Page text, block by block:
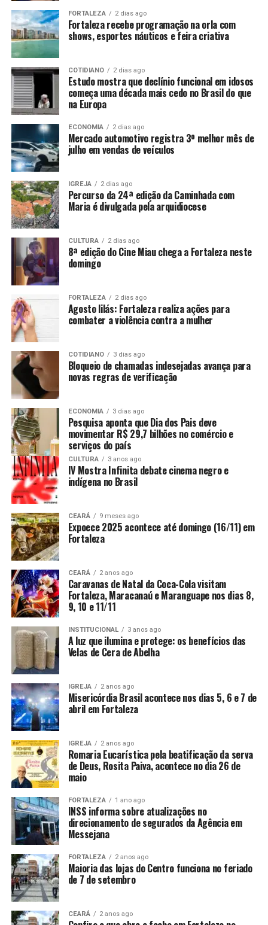
FORTALEZA 2 dias ago
Fortaleza recebe programação na orla com
shows, esportes náuticos e feira criativa
COTIDIANO 2 dias ago
Estudo mostra que declínio funcional em idosos
começa uma década mais cedo no Brasil do que
na Europa
ECONOMIA 2 dias ago
Mercado automotivo registra 3º melhor mês de
julho em vendas de veículos
IGREJA 2 dias ago
Percurso da 24ª edição da Caminhada com
Maria é divulgada pela arquidiocese
CULTURA 2 dias ago
8ª edição do Cine Miau chega a Fortaleza neste
domingo
FORTALEZA 2 dias ago
Agosto lilás: Fortaleza realiza ações para
combater a violência contra a mulher
COTIDIANO 3 dias ago
Bloqueio de chamadas indesejadas avança para
novas regras de verificação
ECONOMIA 3 dias ago
Pesquisa aponta que Dia dos Pais deve
movimentar R$ 29,7 bilhões no comércio e
serviços do país
CULTURA 3 anos ago
IV Mostra Infinita debate cinema negro e
indígena no Brasil
CEARÁ 9 meses ago
Expoece 2025 acontece até domingo (16/11) em
Fortaleza
CEARÁ 2 anos ago
Caravanas de Natal da Coca-Cola visitam
Fortaleza, Maracanaú e Maranguape nos dias 8,
9, 10 e 11/11
INSTITUCIONAL 3 anos ago
A luz que ilumina e protege: os benefícios das
Velas de Cera de Abelha
IGREJA 2 anos ago
Misericórdia Brasil acontece nos dias 5, 6 e 7 de
abril em Fortaleza
IGREJA 2 anos ago
Romaria Eucarística pela beatificação da serva
de Deus, Rosita Paiva, acontece no dia 26 de
maio
FORTALEZA 1 ano ago
INSS informa sobre atualizações no
direcionamento de segurados da Agência em
Messejana
FORTALEZA 2 anos ago
Maioria das lojas do Centro funciona no feriado
de 7 de setembro
CEARÁ 2 anos ago